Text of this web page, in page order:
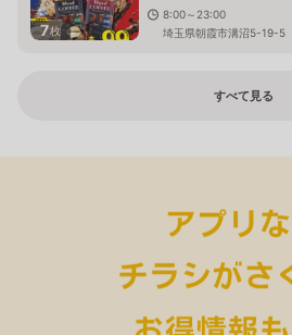
7枚
8:00～23:00
埼玉県朝霞市溝沼5-19-5
すべて見る